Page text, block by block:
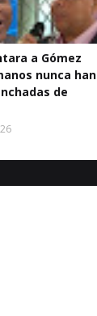
a Gómez
nunca han
de